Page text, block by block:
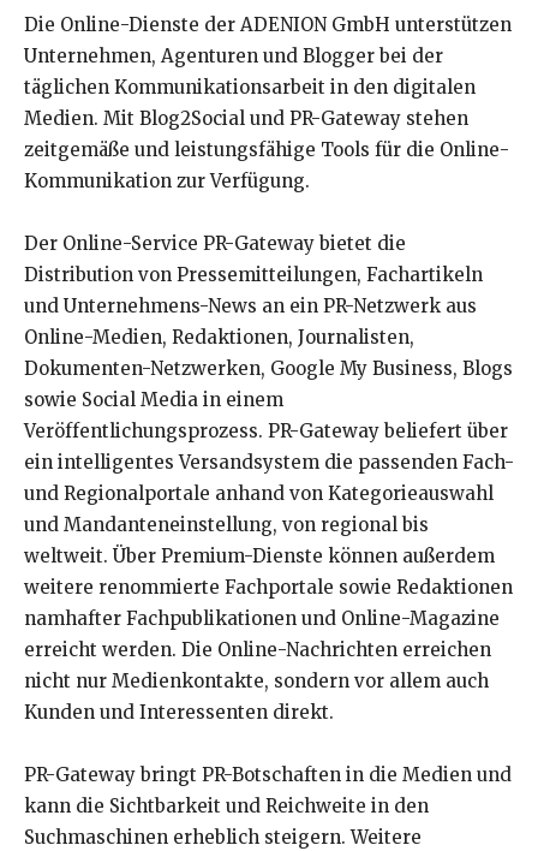
Die Online-Dienste der ADENION GmbH unterstützen
Unternehmen, Agenturen und Blogger bei der
täglichen Kommunikationsarbeit in den digitalen
Medien. Mit Blog2Social und PR-Gateway stehen
zeitgemäße und leistungsfähige Tools für die Online-
Kommunikation zur Verfügung.
Der Online-Service PR-Gateway bietet die
Distribution von Pressemitteilungen, Fachartikeln
und Unternehmens-News an ein PR-Netzwerk aus
Online-Medien, Redaktionen, Journalisten,
Dokumenten-Netzwerken, Google My Business, Blogs
sowie Social Media in einem
Veröffentlichungsprozess. PR-Gateway beliefert über
ein intelligentes Versandsystem die passenden Fach-
und Regionalportale anhand von Kategorieauswahl
und Mandanteneinstellung, von regional bis
weltweit. Über Premium-Dienste können außerdem
weitere renommierte Fachportale sowie Redaktionen
namhafter Fachpublikationen und Online-Magazine
erreicht werden. Die Online-Nachrichten erreichen
nicht nur Medienkontakte, sondern vor allem auch
Kunden und Interessenten direkt.
PR-Gateway bringt PR-Botschaften in die Medien und
kann die Sichtbarkeit und Reichweite in den
Suchmaschinen erheblich steigern. Weitere